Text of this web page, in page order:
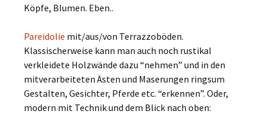
Köpfe, Blumen. Eben..
Pareidolie mit/aus/von Terrazzoböden.
Klassischerweise kann man auch noch rustikal
verkleidete Holzwände dazu “nehmen” und in den
mitverarbeiteten Ästen und Maserungen ringsum
Gestalten, Gesichter, Pferde etc. “erkennen”. Oder,
modern mit Technik und dem Blick nach oben: